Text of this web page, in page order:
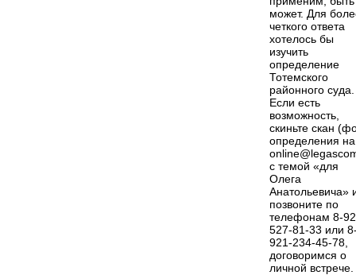
может. Для
четкого ответа
хотелось бы
изучить
определение
Тотемского
районного суда.
Если есть
возможность,
скиньте скан
определения на
с темой «для
Олега
Анатольевича»
позвоните по
телефонам 8-
527-81-33 или
921-234-45-78,
договоримся о
личной встрече.